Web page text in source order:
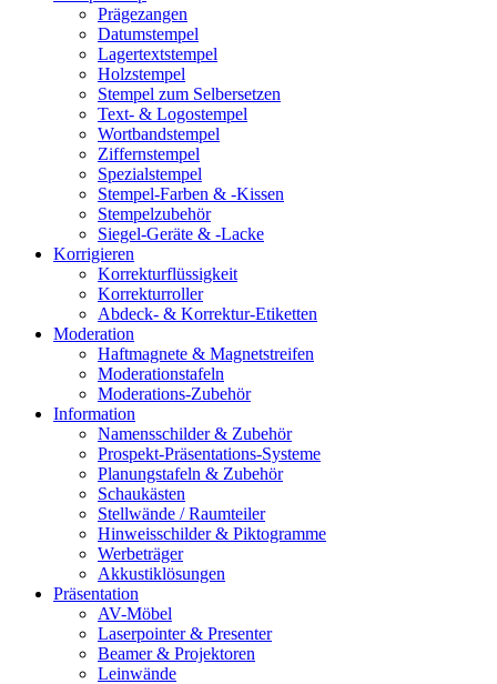
Prägezangen
Datumstempel
Lagertextstempel
Holzstempel
Stempel zum Selbersetzen
Text- & Logostempel
Wortbandstempel
Ziffernstempel
Spezialstempel
Stempel-Farben & -Kissen
Stempelzubehör
Siegel-Geräte & -Lacke
Korrigieren
Korrekturflüssigkeit
Korrekturroller
Abdeck- & Korrektur-Etiketten
Moderation
Haftmagnete & Magnetstreifen
Moderationstafeln
Moderations-Zubehör
Information
Namensschilder & Zubehör
Prospekt-Präsentations-Systeme
Planungstafeln & Zubehör
Schaukästen
Stellwände / Raumteiler
Hinweisschilder & Piktogramme
Werbeträger
Akkustiklösungen
Präsentation
AV-Möbel
Laserpointer & Presenter
Beamer & Projektoren
Leinwände